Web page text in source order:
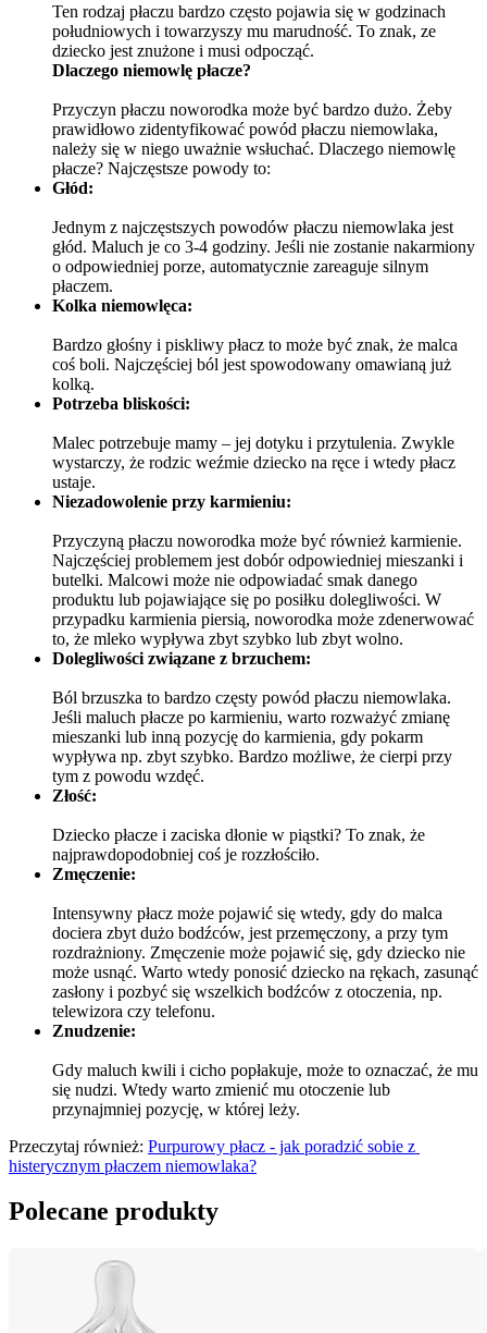
Ten rodzaj płaczu bardzo często pojawia się w godzinach
południowych i towarzyszy mu marudność. To znak, ze
dziecko jest znużone i musi odpocząć.
Dlaczego niemowlę płacze?
Przyczyn płaczu noworodka może być bardzo dużo. Żeby
prawidłowo zidentyfikować powód płaczu niemowlaka,
należy się w niego uważnie wsłuchać. Dlaczego niemowlę
płacze? Najczęstsze powody to:
Głód:
Jednym z najczęstszych powodów płaczu niemowlaka jest
głód. Maluch je co 3-4 godziny. Jeśli nie zostanie nakarmiony
o odpowiedniej porze, automatycznie zareaguje silnym
płaczem.
Kolka niemowlęca:
Bardzo głośny i piskliwy płacz to może być znak, że malca
coś boli. Najczęściej ból jest spowodowany omawianą już
kolką.
Potrzeba bliskości:
Malec potrzebuje mamy – jej dotyku i przytulenia. Zwykle
wystarczy, że rodzic weźmie dziecko na ręce i wtedy płacz
ustaje.
Niezadowolenie przy karmieniu:
Przyczyną płaczu noworodka może być również karmienie.
Najczęściej problemem jest dobór odpowiedniej mieszanki i
butelki. Malcowi może nie odpowiadać smak danego
produktu lub pojawiające się po posiłku dolegliwości. W
przypadku karmienia piersią, noworodka może zdenerwować
to, że mleko wypływa zbyt szybko lub zbyt wolno.
Dolegliwości związane z brzuchem:
Ból brzuszka to bardzo częsty powód płaczu niemowlaka.
Jeśli maluch płacze po karmieniu, warto rozważyć zmianę
mieszanki lub inną pozycję do karmienia, gdy pokarm
wypływa np. zbyt szybko. Bardzo możliwe, że cierpi przy
tym z powodu wzdęć.
Złość:
Dziecko płacze i zaciska dłonie w piąstki? To znak, że
najprawdopodobniej coś je rozzłościło.
Zmęczenie:
Intensywny płacz może pojawić się wtedy, gdy do malca
dociera zbyt dużo bodźców, jest przemęczony, a przy tym
rozdrażniony. Zmęczenie może pojawić się, gdy dziecko nie
może usnąć. Warto wtedy ponosić dziecko na rękach, zasunąć
zasłony i pozbyć się wszelkich bodźców z otoczenia, np.
telewizora czy telefonu.
Znudzenie:
Gdy maluch kwili i cicho popłakuje, może to oznaczać, że mu
się nudzi. Wtedy warto zmienić mu otoczenie lub
przynajmniej pozycję, w której leży.
Przeczytaj również: Purpurowy płacz - jak poradzić sobie z
histerycznym płaczem niemowlaka?
Polecane produkty